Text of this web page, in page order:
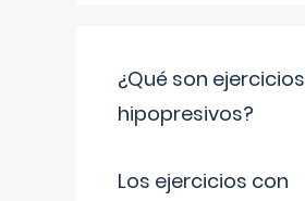
¿Qué son ejercicios
hipopresivos?
Los ejercicios con